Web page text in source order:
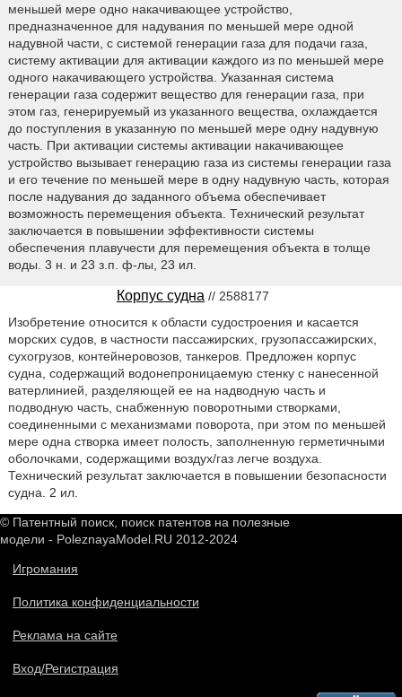
меньшей мере одно накачивающее устройство,
предназначенное для надувания по меньшей мере одной
надувной части, с системой генерации газа для подачи газа,
систему активации для активации каждого из по меньшей мере
одного накачивающего устройства. Указанная система
генерации газа содержит вещество для генерации газа, при
этом газ, генерируемый из указанного вещества, охлаждается
до поступления в указанную по меньшей мере одну надувную
часть. При активации системы активации накачивающее
устройство вызывает генерацию газа из системы генерации газа
и его течение по меньшей мере в одну надувную часть, которая
после надувания до заданного объема обеспечивает
возможность перемещения объекта. Технический результат
заключается в повышении эффективности системы
обеспечения плавучести для перемещения объекта в толще
воды. 3 н. и 23 з.п. ф-лы, 23 ил.
Корпус судна // 2588177
Изобретение относится к области судостроения и касается
морских судов, в частности пассажирских, грузопассажирских,
сухогрузов, контейнеровозов, танкеров. Предложен корпус
судна, содержащий водонепроницаемую стенку с нанесенной
ватерлинией, разделяющей ее на надводную часть и
подводную часть, снабженную поворотными створками,
соединенными с механизмами поворота, при этом по меньшей
мере одна створка имеет полость, заполненную герметичными
оболочками, содержащими воздух/газ легче воздуха.
Технический результат заключается в повышении безопасности
судна. 2 ил.
© Патентный поиск, поиск патентов на полезные
модели - PoleznayaModel.RU 2012-2024
Игромания
Политика конфиденциальности
Реклама на сайте
Вход/Регистрация